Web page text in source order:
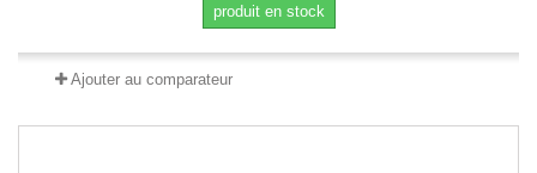
produit en stock
Ajouter au comparateur